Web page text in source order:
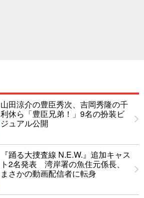
山田涼介の豊臣秀次、吉岡秀隆の千
利休ら「豊臣兄弟！」9名の扮装ビ
ジュアル公開
『踊る大捜査線 N.E.W.』追加キャス
ト2名発表 湾岸署の魚住元係長、
まさかの動画配信者に転身